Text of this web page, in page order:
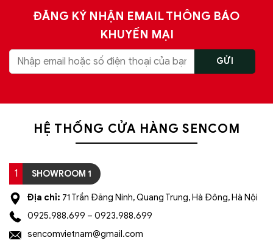
ĐĂNG KÝ NHẬN EMAIL THÔNG BÁO
KHUYẾN MẠI
HỆ THỐNG CỬA HÀNG SENCOM
1 SHOWROOM 1
Địa chỉ: 71 Trần Đăng Ninh, Quang Trung, Hà Đông, Hà Nội
0925.988.699 – 0923.988.699
sencomvietnam@gmail.com